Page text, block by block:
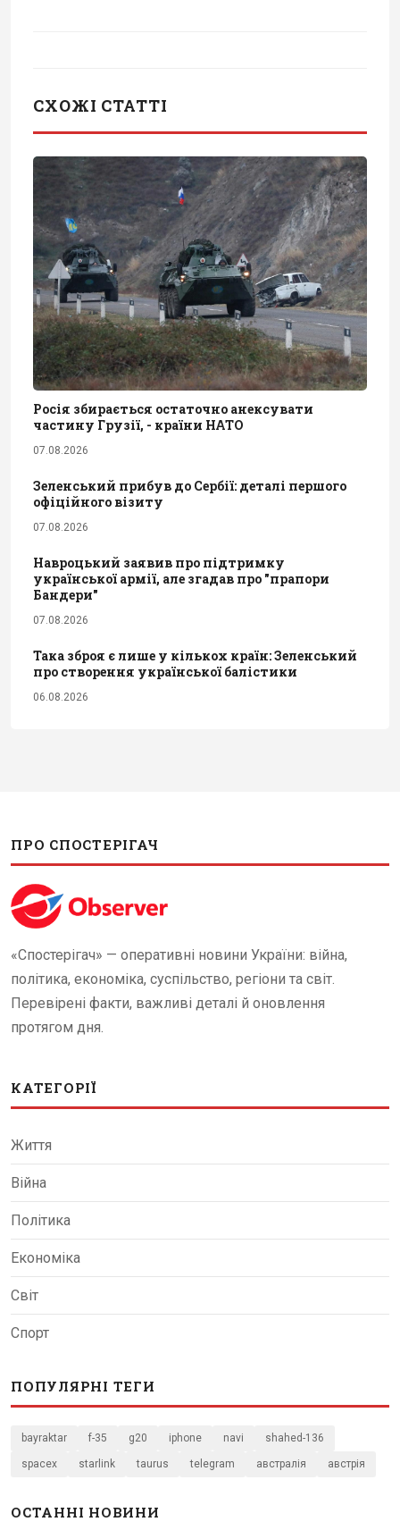
СХОЖІ СТАТТІ
Росія збирається остаточно анексувати
частину Грузії, - країни НАТО
07.08.2026
Зеленський прибув до Сербії: деталі першого
офіційного візиту
07.08.2026
Навроцький заявив про підтримку
української армії, але згадав про "прапори
Бандери"
07.08.2026
Така зброя є лише у кількох країн: Зеленський
про створення української балістики
06.08.2026
ПРО СПОСТЕРІГАЧ
«Спостерігач» — оперативні новини України: війна,
політика, економіка, суспільство, регіони та світ.
Перевірені факти, важливі деталі й оновлення
протягом дня.
КАТЕГОРІЇ
Життя
Війна
Політика
Економіка
Світ
Спорт
ПОПУЛЯРНІ ТЕГИ
bayraktar f-35 g20 iphone navi shahed-136
spacex starlink taurus telegram австралія австрія
ОСТАННІ НОВИНИ